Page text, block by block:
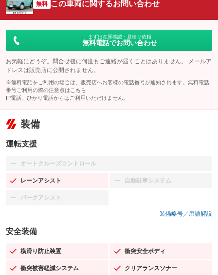
無料 この車両に関するお問い合わせ
まずは在庫確認・見積り依頼
無料電話でお問い合わせ
お気軽にどうぞ。問合せ後に何度もご連絡が届くことはありません。 メールア
ドレスは販売店に公開されません。
※無料電話をご利用の場合は、販売店へお客様の電話番号が通知されます。無料電話
番号ご利用の際の注意点は こちら
IP電話、ひかり電話からはご利用いただけません。
装備
運転支援
オートクルーズコントロール
：装備なし
レーンアシスト
：装備あり 自動駐車システム
：装備なし
パークアシスト
：装備なし
装備略号／用語解説
安全装備
横滑り防止装置
：装備あり 衝突安全ボディ
：装備あり
衝突被害軽減システム
：装備あり クリアランスソナー
：装備あり